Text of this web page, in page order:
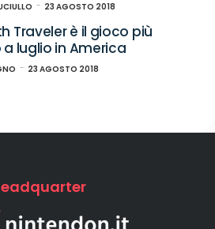
23 AGOSTO 2018
Traveler è il gioco più
luglio in America
23 AGOSTO 2018